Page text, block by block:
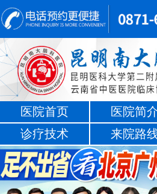
医院首页 医院简
诊疗技术
来院路